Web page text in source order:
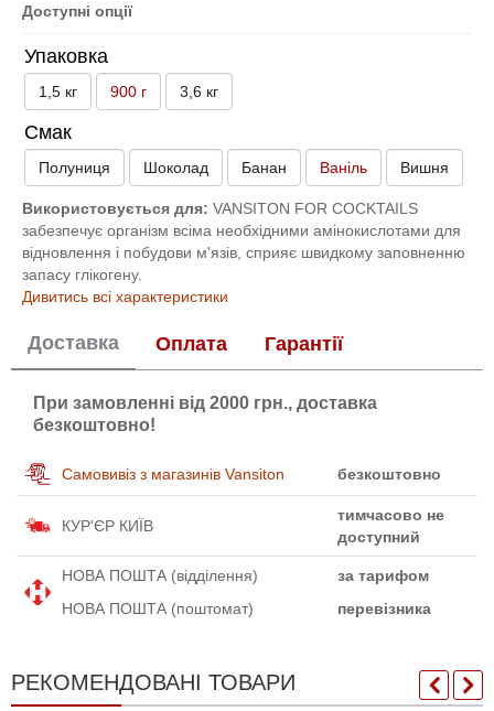
Доступні опції
Упаковка
1,5 кг 900 г 3,6 кг
Смак
Полуниця Шоколад Банан Ваніль Вишня
Використовується для: VANSITON FOR COCKTAILS
забезпечує організм всіма необхідними амінокислотами для
відновлення і побудови м'язів, сприяє швидкому заповненню
запасу глікогену.
Дивитись всі характеристики
Доставка Оплата Гарантії
При замовленні від 2000 грн., доставка
безкоштовно!
Самовивіз з магазинів Vansiton безкоштовно
КУР'ЄР КИЇВ
тимчасово не
доступний
НОВА ПОШТА (відділення)
за тарифом
НОВА ПОШТА (поштомат)
перевізника
РЕКОМЕНДОВАНІ ТОВАРИ